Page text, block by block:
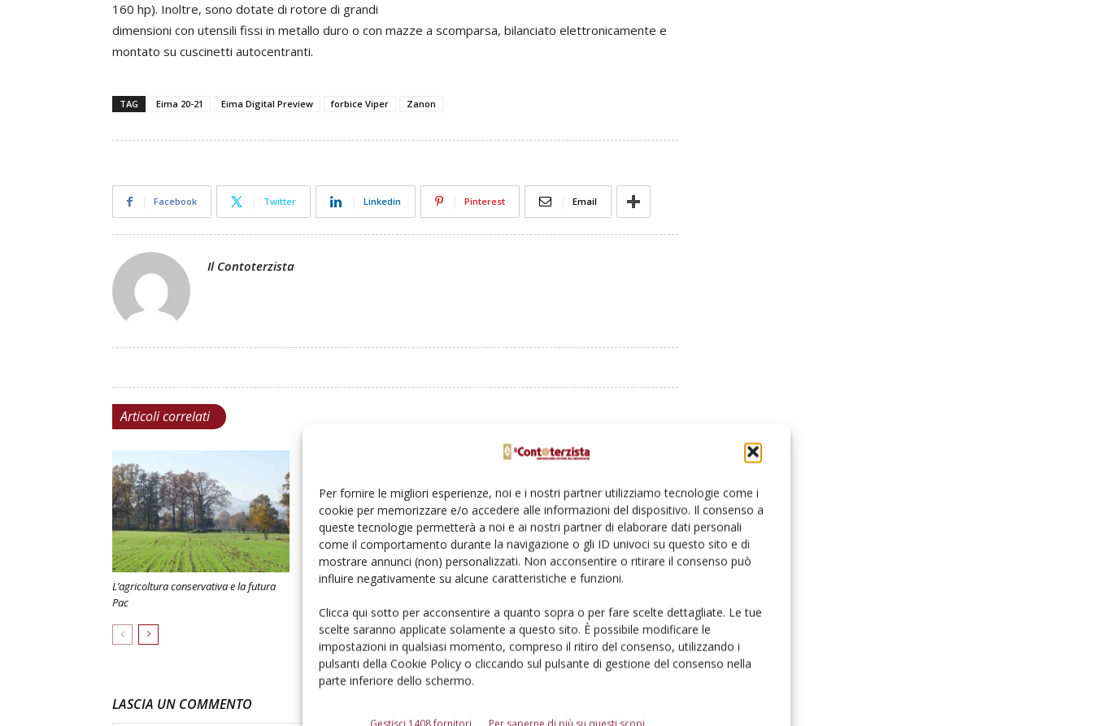
Per fornire le migliori esperienze, noi e i nostri partner utilizziamo tecnologie come i
cookie per memorizzare e/o accedere alle informazioni del dispositivo. Il consenso a
queste tecnologie permetterà a noi e ai nostri partner di elaborare dati personali
come il comportamento durante la navigazione o gli ID univoci su questo sito e di
mostrare annunci (non) personalizzati. Non acconsentire o ritirare il consenso può
influire negativamente su alcune caratteristiche e funzioni.
Clicca qui sotto per acconsentire a quanto sopra o per fare scelte dettagliate. Le tue
scelte saranno applicate solamente a questo sito. È possibile modificare le
impostazioni in qualsiasi momento, compreso il ritiro del consenso, utilizzando i
pulsanti della Cookie Policy o cliccando sul pulsante di gestione del consenso nella
parte inferiore dello schermo.
160 hp). Inoltre, sono dotate di rotore di grandi
dimensioni con utensili fissi in metallo duro o con mazze a scomparsa, bilanciato elettronicamente e
montato su cuscinetti autocentranti.
TAG Eima 20-21 Eima Digital Preview forbice Viper Zanon
Facebook Twitter Linkedin Pinterest Email
Il Contoterzista
Articoli correlati
L’agricoltura conservativa e la futura
Pac
Eima Digital Preview, un progetto da
De Pietri mette i cingoli
LASCIA UN COMMENTO